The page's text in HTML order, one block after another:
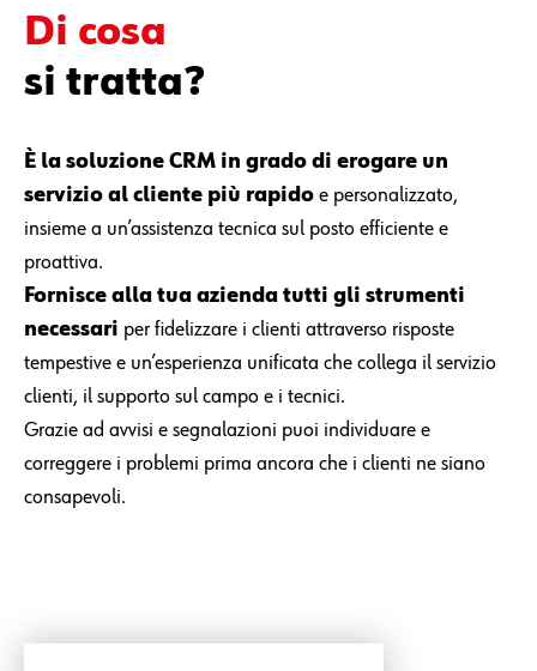
Di cosa
si tratta?
È la soluzione CRM in grado di erogare un
servizio al cliente più rapido e personalizzato,
insieme a un’assistenza tecnica sul posto efficiente e
proattiva.
Fornisce alla tua azienda tutti gli strumenti
necessari per fidelizzare i clienti attraverso risposte
tempestive e un’esperienza unificata che collega il servizio
clienti, il supporto sul campo e i tecnici.
Grazie ad avvisi e segnalazioni puoi individuare e
correggere i problemi prima ancora che i clienti ne siano
consapevoli.